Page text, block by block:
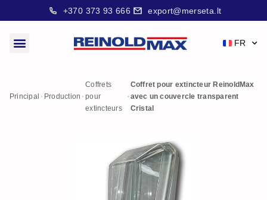
+370 373 93 666 export@merseta.lt
FR
Principal Production
Coffrets
pour
extincteurs
Coffret pour extincteur ReinoldMax
avec un couvercle transparent
Cristal